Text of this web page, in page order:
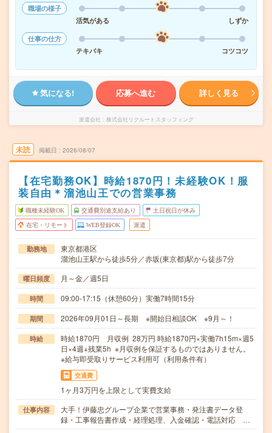
職場の様子
活気がある
しずか
仕事の仕方
テキパキ
コツコツ
気になる! 応募へ進む 詳しく見る
派遣会社 株式会社リクルートスタッフィング
未読 掲載日 2026/08/07
【在宅勤務OK】時給1870円！未経験OK！服
装自由＊溜池山王での営業事務
職種未経験OK 交通費別途支給あり 土日祝日が休み
在宅・リモート WEB登録OK 派遣
勤務地
東京都港区
溜池山王駅から徒歩5分／赤坂(東京都)駅から徒歩7分
曜日頻度 月～金／週5日
時間 09:00-17:15（休憩60分）実働7時間15分
期間 2026年09月01日～長期 ※開始日相談OK ※9月～！
時給
時給1870円 月収例 28万円 時給1870円×実働7h15m×週5
日×4週+残業5h ※月収例を保証するものではありません。
※給与即受取りサービス利用可（利用条件有）
交通費
1ヶ月3万円を上限として実費支給
仕事内容
大手！伊藤忠グループ企業で営業事務・発注書データ登
録・工事報告書作成・経理処理、入金確認・電話対応 …